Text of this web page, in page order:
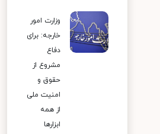
وزارت امور
خارجه: برای
دفاع
مشروع از
حقوق و
امنیت ملی
از همه
ابزارها